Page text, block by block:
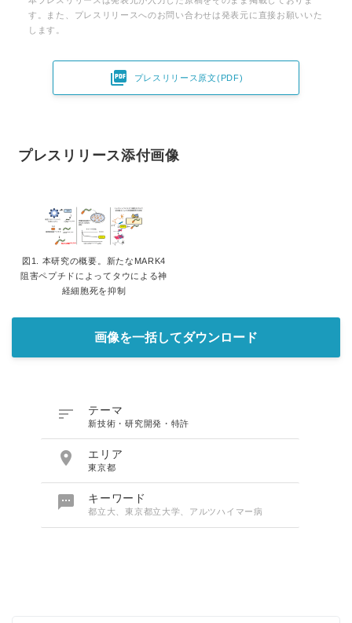
す。また、プレスリリースへのお問い合わせは発表元に直接お願いいた
します。
 プレスリリース原文(PDF)
プレスリリース添付画像
図1. 本研究の概要。新たなMARK4
阻害ペプチドによってタウによる神
経細胞死を抑制
画像を一括してダウンロード
 テーマ
新技術・研究開発・特許
 エリア
東京都
 キーワード
都立大、東京都立大学、アルツハイマー病